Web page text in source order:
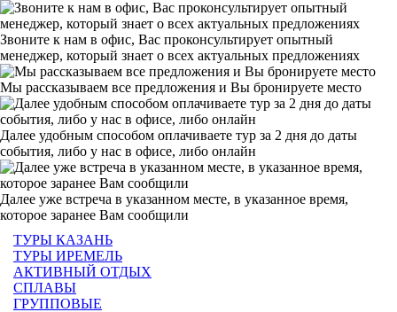
Звоните к нам в офис, Вас проконсультирует опытный
менеджер, который знает о всех актуальных предложениях
Мы рассказываем все предложения и Вы бронируете место
Далее удобным способом оплачиваете тур за 2 дня до даты
события, либо у нас в офисе, либо онлайн
Далее уже встреча в указанном месте, в указанное время,
которое заранее Вам сообщили
ТУРЫ КАЗАНЬ
ТУРЫ ИРЕМЕЛЬ
АКТИВНЫЙ ОТДЫХ
СПЛАВЫ
ГРУППОВЫЕ